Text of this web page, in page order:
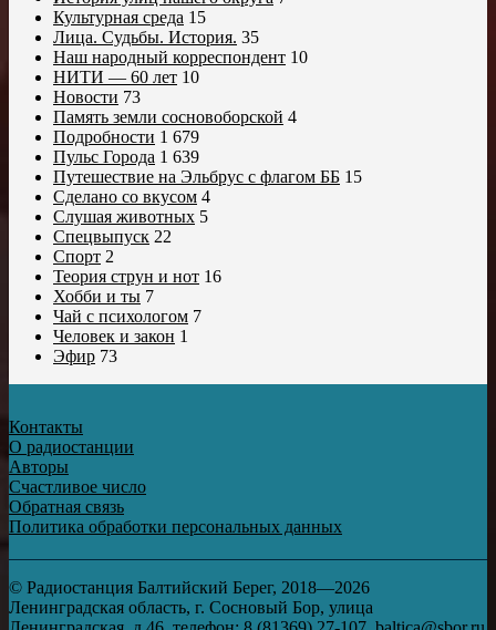
Культурная среда 15
Лица. Судьбы. История. 35
Наш народный корреспондент 10
НИТИ — 60 лет 10
Новости 73
Память земли сосновоборской 4
Подробности 1 679
Пульс Города 1 639
Путешествие на Эльбрус с флагом ББ 15
Сделано со вкусом 4
Слушая животных 5
Спецвыпуск 22
Спорт 2
Теория струн и нот 16
Хобби и ты 7
Чай с психологом 7
Человек и закон 1
Эфир 73
Контакты
О радиостанции
Авторы
Счастливое число
Обратная связь
Политика обработки персональных данных
© Радиостанция Балтийский Берег, 2018—2026
Ленинградская область, г. Сосновый Бор, улица